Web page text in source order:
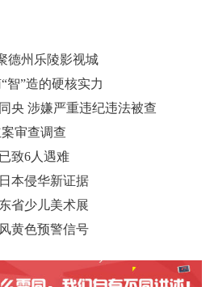
德州乐陵影视城
智”造的硬核实力
央 涉嫌严重违纪违法被查
审查调查
致6人遇难
本侵华新证据
省少儿美术展
黄色预警信号